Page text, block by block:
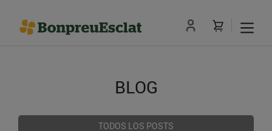
BLOG
TODOS LOS POSTS